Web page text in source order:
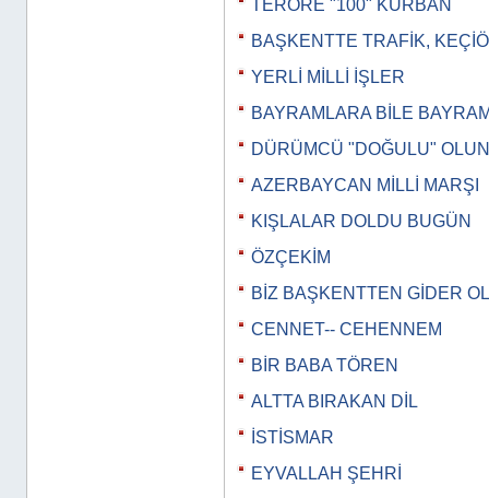
TERÖRE "100" KURBAN
BAŞKENTTE TRAFİK,
YERLİ MİLLİ İŞLER
BAYRAMLARA BİLE
DÜRÜMCÜ "DOĞULU"
AZERBAYCAN MİLLİ MARŞI
KIŞLALAR DOLDU BUGÜN
ÖZÇEKİM
BİZ BAŞKENTTEN GİDER
CENNET-- CEHENNEM
BİR BABA TÖREN
ALTTA BIRAKAN DİL
İSTİSMAR
EYVALLAH ŞEHRİ